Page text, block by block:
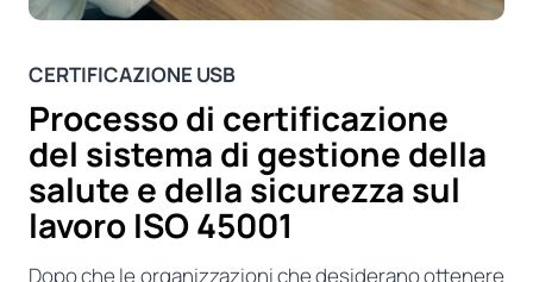
CERTIFICAZIONE USB
Processo di certificazione
del sistema di gestione della
salute e della sicurezza sul
lavoro ISO 45001
Dopo che le organizzazioni che desiderano ottenere